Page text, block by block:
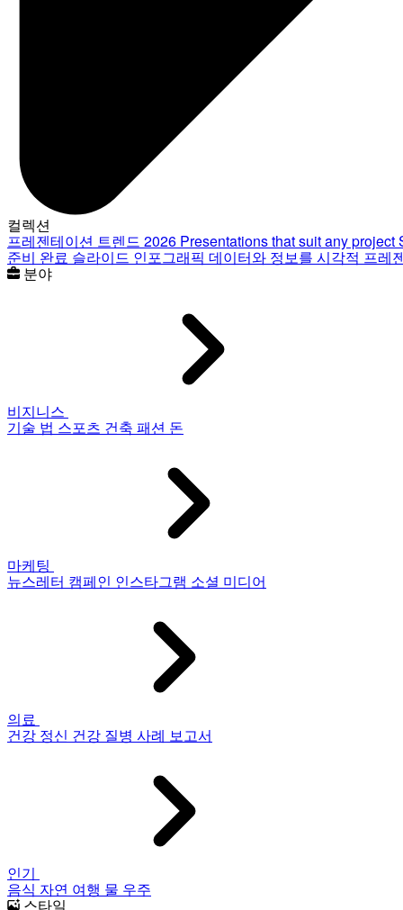
컬렉션
프레젠테이션 트렌드 2026 Presentations that suit any project
준비 완료 슬라이드 인포그래픽 데이터와 정보를 시각적 프레
분야
비지니스
기술 법 스포츠 건축 패션 돈
마케팅
뉴스레터 캠페인 인스타그램 소셜 미디어
의료
건강 정신 건강 질병 사례 보고서
인기
음식 자연 여행 물 우주
스타일